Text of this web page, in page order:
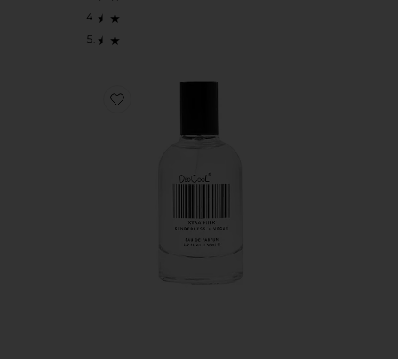
Favorite ПАРФУМ XTRA MILK FRAGRANCE